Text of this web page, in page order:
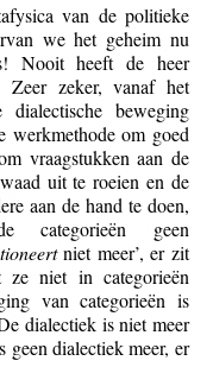
van de politieke
we het geheim nu
Nooit heeft de heer
Zeer zeker, vanaf het
beweging
werkmethode om goed
vraagstukken aan de
uit te roeien en de
aan de hand te doen,
categorieën geen
niet meer’, er zit
ze niet in categorieën
van categorieën is
dialectiek is niet meer
geen dialectiek meer, er